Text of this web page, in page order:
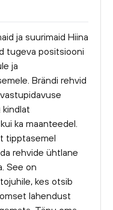
ja suurimaid Hiina
tugeva positsiooni
ja
Brändi rehvid
kindlat
ka maanteedel.
tipptasemel
rehvide ühtlane
See on
kes otsib
lahendust